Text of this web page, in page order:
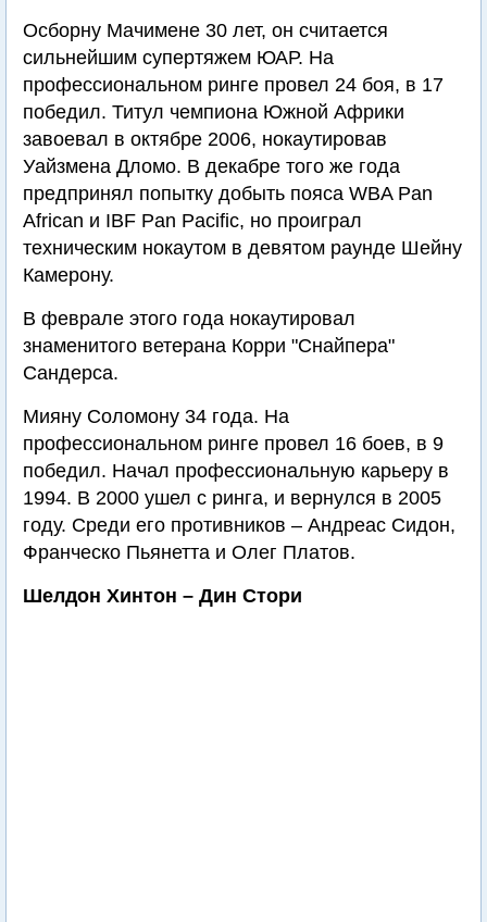
Осборну Мачимене 30 лет, он считается
сильнейшим супертяжем ЮАР. На
профессиональном ринге провел 24 боя, в 17
победил. Титул чемпиона Южной Африки
завоевал в октябре 2006, нокаутировав
Уайзмена Дломо. В декабре того же года
предпринял попытку добыть пояса WBA Pan
African и IBF Pan Pacific, но проиграл
техническим нокаутом в девятом раунде Шейну
Камерону.
В феврале этого года нокаутировал
знаменитого ветерана Корри "Снайпера"
Сандерса.
Мияну Соломону 34 года. На
профессиональном ринге провел 16 боев, в 9
победил. Начал профессиональную карьеру в
1994. В 2000 ушел с ринга, и вернулся в 2005
году. Среди его противников – Андреас Сидон,
Франческо Пьянетта и Олег Платов.
Шелдон Хинтон – Дин Стори